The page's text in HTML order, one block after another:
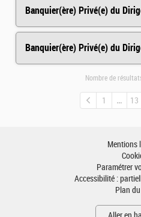
Banquier(ère) Privé(e) du
Banquier(ère) Privé(e) du
Nombre de
1 13
Mentions
Paramétrer
Accessibilité :
Plan